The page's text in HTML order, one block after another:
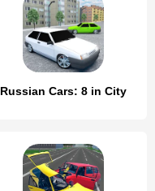
Russian Cars: 8 in City